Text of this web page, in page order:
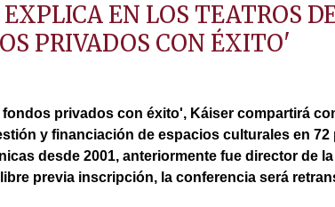
EN LOS TEATROS
PRIVADOS CON ÉXITO'
fondos privados con éxito', Káiser compartirá
y financiación de espacios culturales en 72
desde 2001, anteriormente fue director de
previa inscripción, la conferencia será